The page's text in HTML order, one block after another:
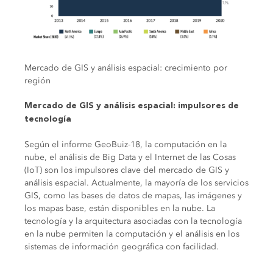
Mercado de GIS y análisis espacial: crecimiento por
región
Mercado de GIS y análisis espacial: impulsores de
tecnología
Según el informe GeoBuiz-18, la computación en la
nube, el análisis de Big Data y el Internet de las Cosas
(IoT) son los impulsores clave del mercado de GIS y
análisis espacial. Actualmente, la mayoría de los servicios
GIS, como las bases de datos de mapas, las imágenes y
los mapas base, están disponibles en la nube. La
tecnología y la arquitectura asociadas con la tecnología
en la nube permiten la computación y el análisis en los
sistemas de información geográfica con facilidad.